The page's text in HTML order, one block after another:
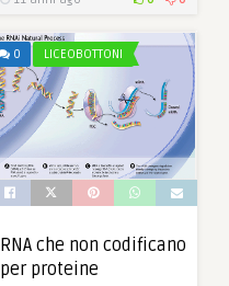
0 LICEOBOTTONI
RNA che non codificano
per proteine